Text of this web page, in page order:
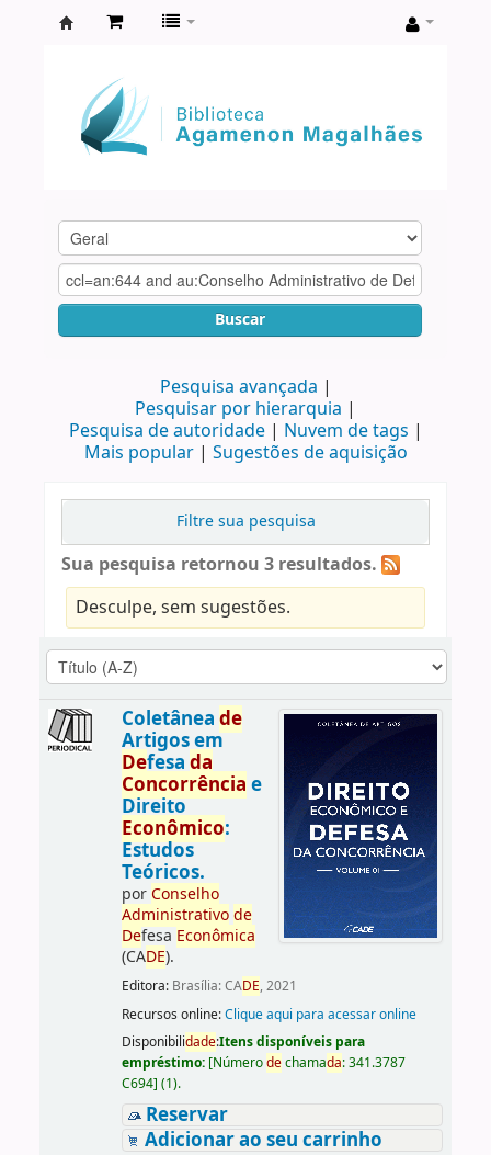
Agamenon
Magalhães
Buscar
Pesquisa avançada
Pesquisar por hierarquia
Pesquisa de autoridade
Nuvem de tags
Mais popular
Sugestões de aquisição
Filtre sua pesquisa
Sua pesquisa retornou 3 resultados.
Desculpe, sem sugestões.
Coletânea de
Artigos em
Defesa da
Concorrência e
Direito
Econômico:
Estudos
Teóricos.
porConselho
Administrativo de
Defesa Econômica
(CADE).
Editora: Brasília: CADE, 2021
Recursos online:Clique aqui para acessar online
Disponibilidade:Itens disponíveis para
empréstimo: [Númerodechamada:341.3787
C694] (1).
Reservar
Adicionar ao seu carrinho